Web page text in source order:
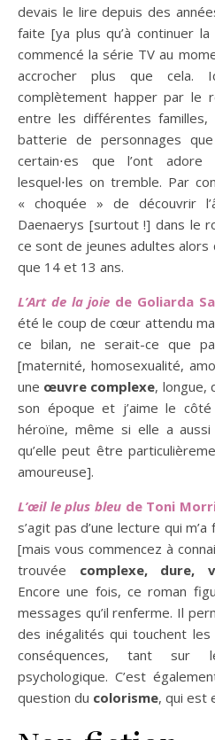
devais le lire depuis des
faite [ya plus qu’à continuer la
commencé la série TV au
accrocher plus que cela.
complètement happer par le
entre les différentes familles,
batterie de personnages
certain⋅es que l’ont adore
lesquel⋅les on tremble. Par
« choquée » de découvrir
Daenaerys [surtout !] dans le
ce sont de jeunes adultes alors
que 14 et 13 ans.
L’Art de la joie de Goliarda
été le coup de cœur attendu
ce bilan, ne serait-ce que
[maternité, homosexualité,
une œuvre complexe, longue,
son époque et j’aime le
héroïne, même si elle a
qu’elle peut être
amoureuse].
L’œil le plus bleu de Toni
s’agit pas d’une lecture qui
[mais vous commencez à
trouvée complexe, dure,
Encore une fois, ce roman
messages qu’il renferme. Il
des inégalités qui touchent
conséquences, tant sur
psychologique. C’est
question du colorisme, qui est